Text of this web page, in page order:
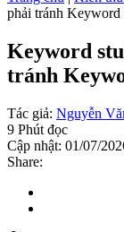
phải tránh Keyword
Keyword
tránh
Tác giả: Nguyễn
9 Phút đọc
Cập nhật: 01/07/
Share: